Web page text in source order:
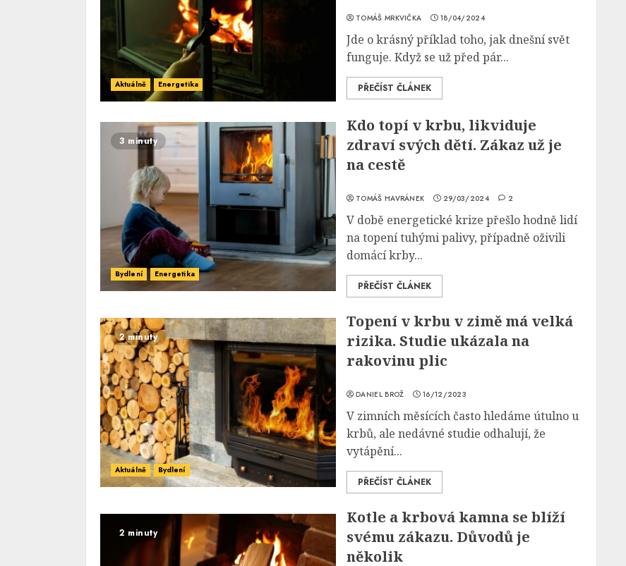
Aktuálně Energetika
TOMÁŠ MRKVIČKA 18/04/2024
Jde o krásný příklad toho, jak dnešní svět
funguje. Když se už před pár...
PŘEČÍST ČLÁNEK
3 minuty
Bydlení Energetika
Kdo topí v krbu, likviduje
zdraví svých dětí. Zákaz už je
na cestě
TOMÁŠ HAVRÁNEK 29/03/2024 2
V době energetické krize přešlo hodně lidí
na topení tuhými palivy, případně oživili
domácí krby...
PŘEČÍST ČLÁNEK
2 minuty
Aktuálně Bydlení
Topení v krbu v zimě má velká
rizika. Studie ukázala na
rakovinu plic
DANIEL BROŽ 16/12/2023
V zimních měsících často hledáme útulno u
krbů, ale nedávné studie odhalují, že
vytápění...
PŘEČÍST ČLÁNEK
2 minuty
Kotle a krbová kamna se blíží
svému zákazu. Důvodů je
několik